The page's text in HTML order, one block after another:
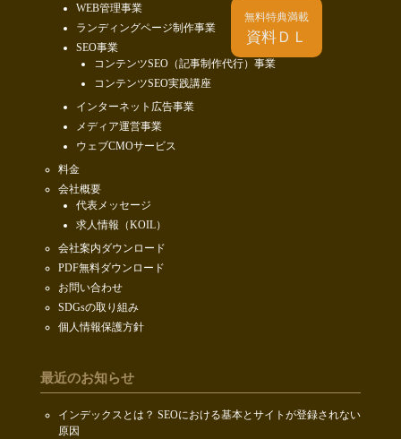
無料特典満載
資料ＤＬ
WEB管理事業
ランディングページ制作事業
SEO事業
コンテンツSEO（記事制作代行）事業
コンテンツSEO実践講座
インターネット広告事業
メディア運営事業
ウェブCMOサービス
料金
会社概要
代表メッセージ
求人情報（KOIL）
会社案内ダウンロード
PDF無料ダウンロード
お問い合わせ
SDGsの取り組み
個人情報保護方針
最近のお知らせ
インデックスとは？ SEOにおける基本とサイトが登録されない
原因